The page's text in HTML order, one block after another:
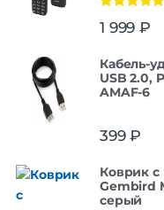
из 5
1 999 ₽
Кабель-
USB 2.0,
AMAF-6
399₽
Коврик с
Gembird
серый